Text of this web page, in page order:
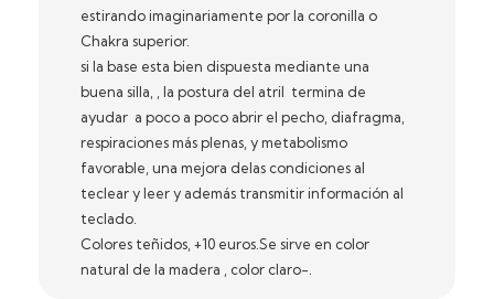
estirando imaginariamente por la coronilla o
Chakra superior.
si la base esta bien dispuesta mediante una
buena silla, , la postura del atril termina de
ayudar a poco a poco abrir el pecho, diafragma,
respiraciones más plenas, y metabolismo
favorable, una mejora delas condiciones al
teclear y leer y además transmitir información al
teclado.
Colores teñidos, +10 euros.Se sirve en color
natural de la madera , color claro-.